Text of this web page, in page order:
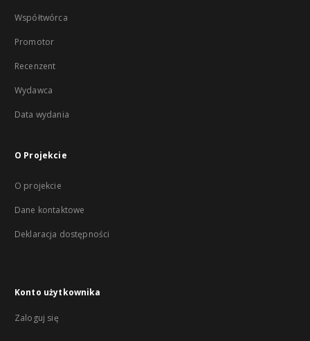
Współtwórca
Promotor
Recenzent
Wydawca
Data wydania
O Projekcie
O projekcie
Dane kontaktowe
Deklaracja dostępności
Konto użytkownika
Zaloguj się